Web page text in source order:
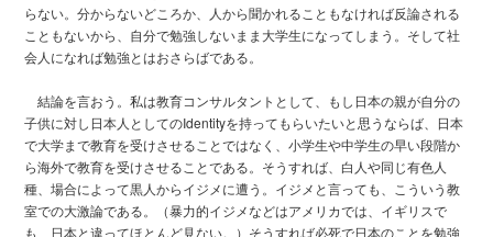
らない。分からないどころか、人から聞かれることもなければ反論される
こともないから、自分で勉強しないまま大学生になってしまう。そして社
会人になれば勉強とはおさらばである。
結論を言おう。私は教育コンサルタントとして、もし日本の親が自分の
子供に対し日本人としてのIdentityを持ってもらいたいと思うならば、日本
で大学まで教育を受けさせることではなく、小学生や中学生の早い段階か
ら海外で教育を受けさせることである。そうすれば、白人や同じ有色人
種、場合によって黒人からイジメに遭う。イジメと言っても、こういう教
室での大激論である。（暴力的イジメなどはアメリカでは、イギリスで
も、日本と違ってほとんど見ない。）そうすれば必死で日本のことを勉強